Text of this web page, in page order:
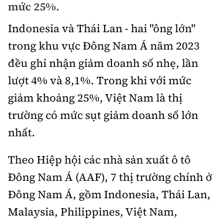
Chọn xe
Lái xe an toàn
Bảo hiểm xe
Sản phẩm bảo hiểm
Bồi thường bảo hiểm
Xe xanh
Video
Review xe
Giới thiệu xe
Tư vấn
Ảnh
Ô tô
Cơ quan chủ quản: Bộ Xây dựng
mức 25%.
Indonesia và Thái Lan - hai "ông lớn"
trong khu vực Đông Nam Á năm 2023
đều ghi nhận giảm doanh số nhẹ, lần
lượt 4% và 8,1%. Trong khi với mức
giảm khoảng 25%, Việt Nam là thị
trường có mức sụt giảm doanh số lớn
nhất.
Theo Hiệp hội các nhà sản xuất ô tô
Đông Nam Á (AAF), 7 thị trường chính ở
Đông Nam Á, gồm Indonesia, Thái Lan,
Malaysia, Philippines, Việt Nam,